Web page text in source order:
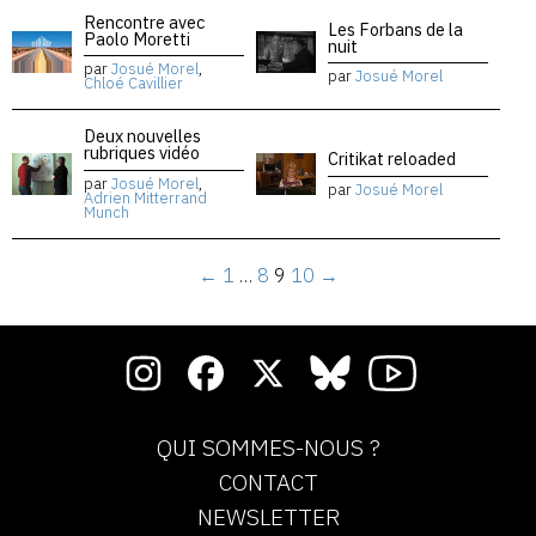
Rencontre avec
Paolo Moretti
parJosué Morel,
Chloé Cavillier
Les Forbans de la
nuit
parJosué Morel
Deux nouvelles
rubriques vidéo
parJosué Morel,
Adrien Mitterrand
Munch
Critikat reloaded
parJosué Morel
← 1 … 8 9 10 →
QUI SOMMES-NOUS ?
CONTACT
NEWSLETTER